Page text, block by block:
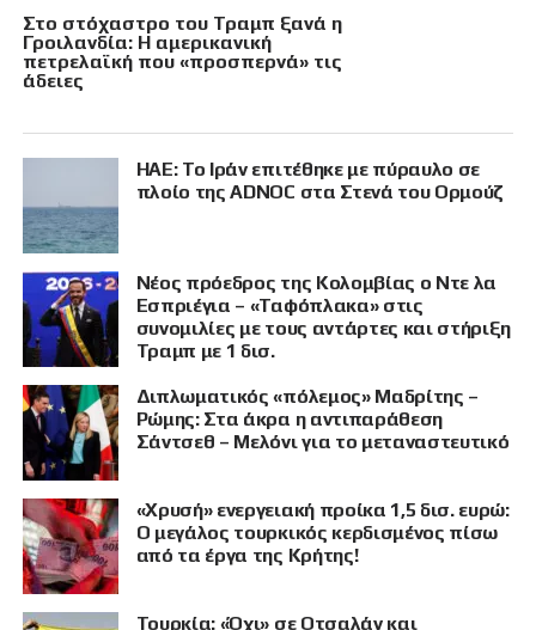
Στο στόχαστρο του Τραμπ ξανά η
Γροιλανδία: Η αμερικανική
πετρελαϊκή που «προσπερνά» τις
άδειες
ΗΑΕ: Το Ιράν επιτέθηκε με πύραυλο σε
πλοίο της ADNOC στα Στενά του Ορμούζ
Νέος πρόεδρος της Κολομβίας ο Ντε λα
Εσπριέγια – «Ταφόπλακα» στις
συνομιλίες με τους αντάρτες και στήριξη
Τραμπ με 1 δισ.
Διπλωματικός «πόλεμος» Μαδρίτης –
Ρώμης: Στα άκρα η αντιπαράθεση
Σάντσεθ – Μελόνι για το μεταναστευτικό
«Χρυσή» ενεργειακή προίκα 1,5 δισ. ευρώ:
Ο μεγάλος τουρκικός κερδισμένος πίσω
από τα έργα της Κρήτης!
Τουρκία: «Όχι» σε Οτσαλάν και